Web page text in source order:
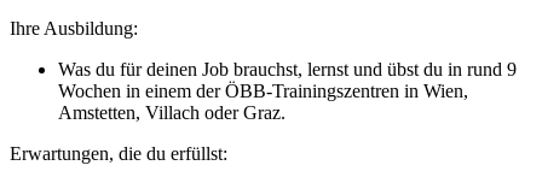
Ihre Ausbildung:
Was du für deinen Job brauchst, lernst und übst du in rund 9
Wochen in einem der ÖBB-Trainingszentren in Wien,
Amstetten, Villach oder Graz.
Erwartungen, die du erfüllst: